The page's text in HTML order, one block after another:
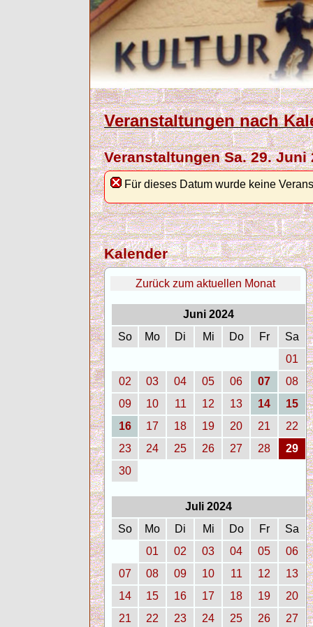
Veranstaltungen nach
Veranstaltungen Sa. 29. Juni
Für dieses Datum wurde keine
Kalender
Zurück zum aktuellen Monat
Juni 2024
So
Mo Di Mi Do Fr
Sa
01
02
03 04 05 06 07
08
09
10 11 12 13 14
15
16
17 18 19 20 21
22
23
24 25 26 27 28
29
30
Juli 2024
So
Mo Di Mi Do Fr
Sa
01
02 03 04 05
06
07
08 09 10 11 12
13
14
15 16 17 18 19
20
21
22 23 24 25 26
27